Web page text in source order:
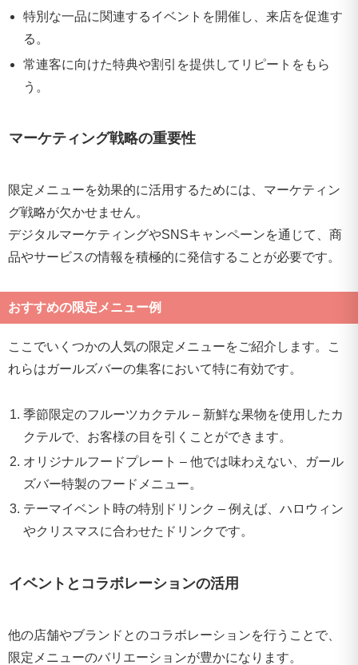
特別な一品に関連するイベントを開催し、来店を促進す
る。
常連客に向けた特典や割引を提供してリピートをもら
う。
マーケティング戦略の重要性
限定メニューを効果的に活用するためには、マーケティン
グ戦略が欠かせません。
デジタルマーケティングやSNSキャンペーンを通じて、商
品やサービスの情報を積極的に発信することが必要です。
おすすめの限定メニュー例
ここでいくつかの人気の限定メニューをご紹介します。こ
れらはガールズバーの集客において特に有効です。
季節限定のフルーツカクテル – 新鮮な果物を使用したカ
クテルで、お客様の目を引くことができます。
オリジナルフードプレート – 他では味わえない、ガール
ズバー特製のフードメニュー。
テーマイベント時の特別ドリンク – 例えば、ハロウィン
やクリスマスに合わせたドリンクです。
イベントとコラボレーションの活用
他の店舗やブランドとのコラボレーションを行うことで、
限定メニューのバリエーションが豊かになります。